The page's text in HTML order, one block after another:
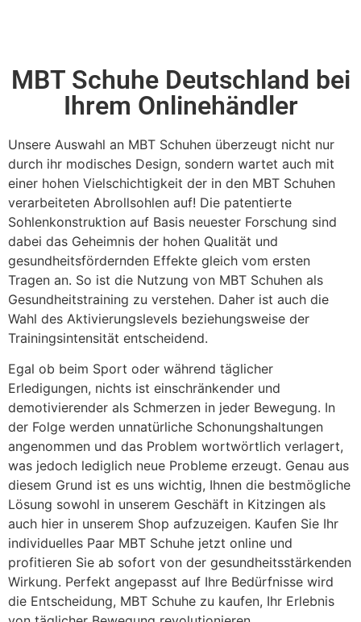
MBT Schuhe Deutschland bei
Ihrem Onlinehändler
Unsere Auswahl an MBT Schuhen überzeugt nicht nur
durch ihr modisches Design, sondern wartet auch mit
einer hohen Vielschichtigkeit der in den MBT Schuhen
verarbeiteten Abrollsohlen auf! Die patentierte
Sohlenkonstruktion auf Basis neuester Forschung sind
dabei das Geheimnis der hohen Qualität und
gesundheitsfördernden Effekte gleich vom ersten
Tragen an. So ist die Nutzung von MBT Schuhen als
Gesundheitstraining zu verstehen. Daher ist auch die
Wahl des Aktivierungslevels beziehungsweise der
Trainingsintensität entscheidend.
Egal ob beim Sport oder während täglicher
Erledigungen, nichts ist einschränkender und
demotivierender als Schmerzen in jeder Bewegung. In
der Folge werden unnatürliche Schonungshaltungen
angenommen und das Problem wortwörtlich verlagert,
was jedoch lediglich neue Probleme erzeugt. Genau aus
diesem Grund ist es uns wichtig, Ihnen die bestmögliche
Lösung sowohl in unserem Geschäft in Kitzingen als
auch hier in unserem Shop aufzuzeigen. Kaufen Sie Ihr
individuelles Paar MBT Schuhe jetzt online und
profitieren Sie ab sofort von der gesundheitsstärkenden
Wirkung. Perfekt angepasst auf Ihre Bedürfnisse wird
die Entscheidung, MBT Schuhe zu kaufen, Ihr Erlebnis